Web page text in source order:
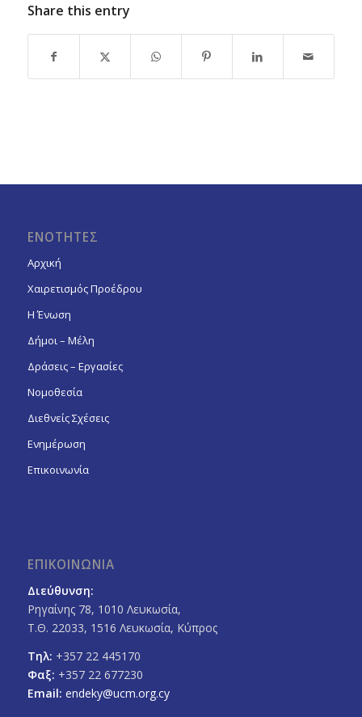
Share this entry
ΕΝΟΤΗΤΕΣ
Αρχική
Χαιρετισμός Προέδρου
Η Ένωση
Δήμοι – Μέλη
Δράσεις – Εργασίες
Νομοθεσία
Διεθνείς Σχέσεις
Ενημέρωση
Επικοινωνία
ΕΠΙΚΟΙΝΩΝΙΑ
Διεύθυνση:
Ρηγαίνης 78, 1010 Λευκωσία,
Τ.Θ. 22033, 1516 Λευκωσία, Κύπρος
Τηλ: +357 22 445170
Φαξ: +357 22 677230
Email: endeky@ucm.org.cy